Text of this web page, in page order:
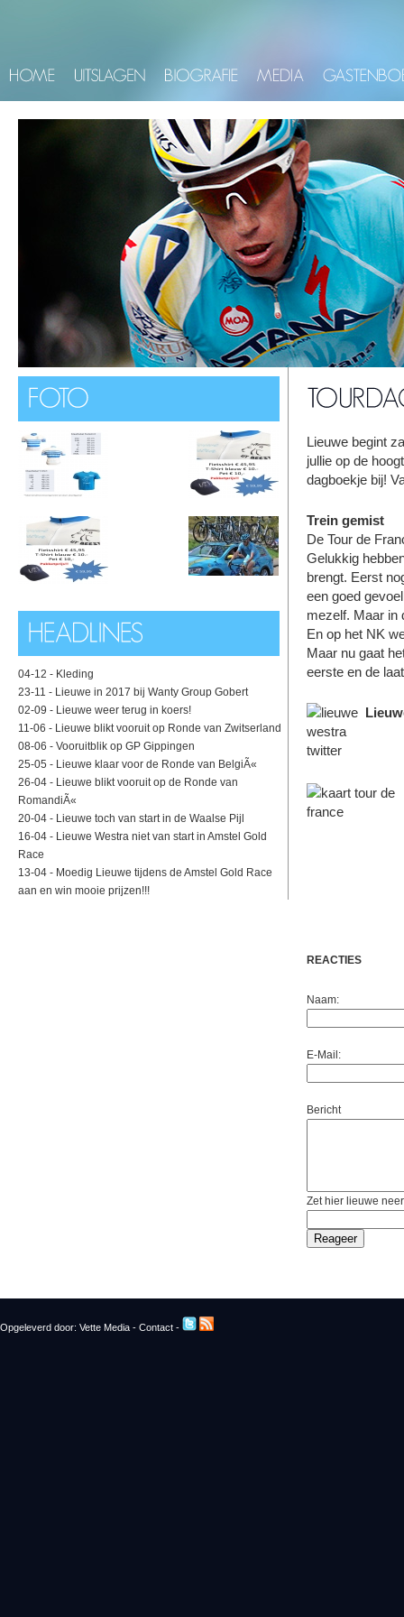
04-12 - Kleding
23-11 - Lieuwe in 2017 bij Wanty Group Gobert
02-09 - Lieuwe weer terug in koers!
11-06 - Lieuwe blikt vooruit op Ronde van Zwitserland
08-06 - Vooruitblik op GP Gippingen
25-05 - Lieuwe klaar voor de Ronde van BelgiÃ«
26-04 - Lieuwe blikt vooruit op de Ronde van
RomandiÃ«
20-04 - Lieuwe toch van start in de Waalse Pijl
16-04 - Lieuwe Westra niet van start in Amstel Gold
Race
13-04 - Moedig Lieuwe tijdens de Amstel Gold Race
aan en win mooie prijzen!!!
Lieuwe begint
jullie op de
dagboekje bij!
Trein gemist
De Tour de
Gelukkig
brengt. Eerst
een goed
mezelf. Maar in
En op het NK
Maar nu gaat
eerste en de
REACTIES
Naam:
E-Mail:
Bericht
Zet hier lieuwe
Opgeleverd door: Vette Media - Contact -